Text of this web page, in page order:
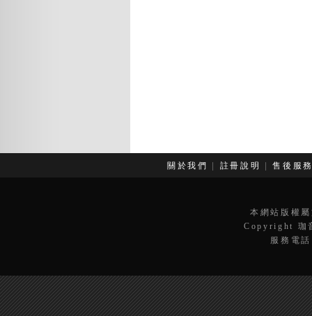
關於我們 註冊說明 售後服
本網站版權
Copyright 珈
服務電